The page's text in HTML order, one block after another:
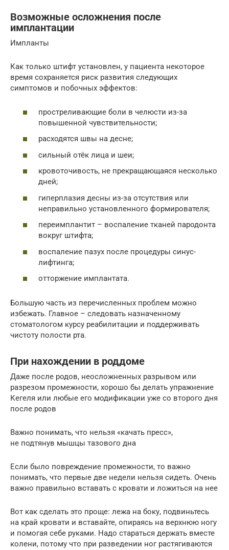
Возможные осложнения после
имплантации
Импланты
Как только штифт установлен, у пациента некоторое
время сохраняется риск развития следующих
симптомов и побочных эффектов:
простреливающие боли в челюсти из-за
повышенной чувствительности;
расходятся швы на десне;
сильный отёк лица и шеи;
кровоточивость, не прекращающаяся несколько
дней;
гиперплазия десны из-за отсутствия или
неправильно установленного формирователя;
переимплантит – воспаление тканей пародонта
вокруг штифта;
воспаление пазух после процедуры синус-
лифтинга;
отторжение имплантата.
Большую часть из перечисленных проблем можно
избежать. Главное – следовать назначенному
стоматологом курсу реабилитации и поддерживать
чистоту полости рта.
При нахождении в роддоме
Даже после родов, неосложненных разрывом или
разрезом промежности, хорошо бы делать упражнение
Кегеля или любые его модификации уже со второго дня
после родов
Важно понимать, что нельзя «качать пресс»,
не подтянув мышцы тазового дна
Если было повреждение промежности, то важно
понимать, что первые две недели нельзя сидеть. Очень
важно правильно вставать с кровати и ложиться на нее
Вот как сделать это проще: лежа на боку, подвиньтесь
на край кровати и вставайте, опираясь на верхнюю ногу
и помогая себе руками. Надо стараться держать вместе
колени, потому что при разведении ног растягиваются